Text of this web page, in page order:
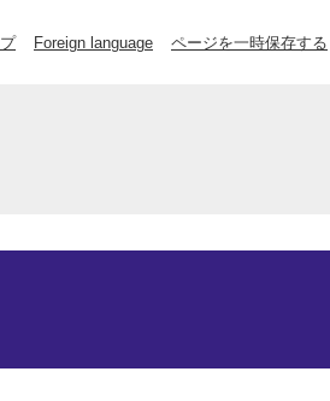
Foreign language ページを一時保存する